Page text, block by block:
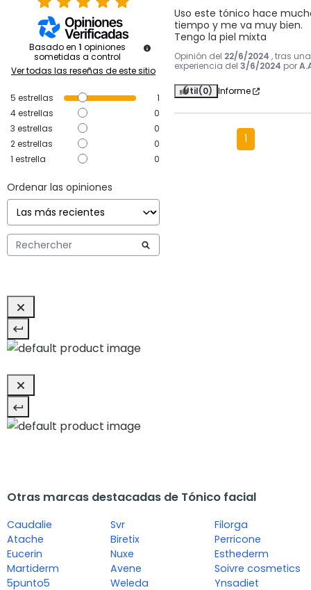
Basado en 1 opiniones
sometidas a control
Ver todas las reseñas de este sitio
5 estrellas
1
4estrellas
0
3 estrellas
0
2estrellas
0
1 estrella 0
Ordenar las opiniones
Uso este tónico hace
tiempo y me va muy bien.
Tengo la piel mixta
Opinión del 22/6/2024 , tras una
experiencia del 3/6/2024 por
Útil(0) Informe
1
Otras marcas destacadas de Tónico facial
Caudalie
Atache
Eucerin
Martiderm
5punto5
Svr
Biretix
Nuxe
Avene
Weleda
Filorga
Perricone
Esthederm
Soivre cosmetics
Ynsadiet